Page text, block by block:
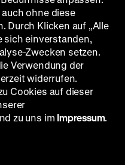
Zu
unserer
Zu
ohne diese
Durch Klicken auf „Alle
sich einverstanden,
Zwecken setzen.
Verwendung der
widerrufen.
Cookies auf dieser
zu uns im Impressum.